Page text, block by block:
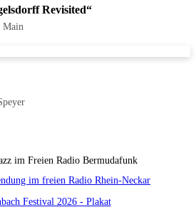
Revisited“
Main
im freien Radio Rhein-Neckar